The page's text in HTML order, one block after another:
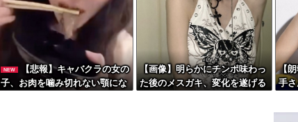
【動画】名古屋栄で不良外人が警察官を突き飛ばす。逮捕しろや
【動画】サッカーの試合中の落雷で選手1人が死亡、12人が負傷
色々副業に手を出したけど、結局残業するのが1番稼げるな
ワンピース原作者・尾田栄一郎が描いた担当編集の似顔絵「ムダ
【悲報】Z世代「なんでセルフレジなのに自分で商品通さないと
NEW
【悲報】キャバクラの女の
子、お肉を噛み切れない顎にな
【画像】明らかにチンポ味わっ
た後のメスガキ、変化を遂げる
【
手